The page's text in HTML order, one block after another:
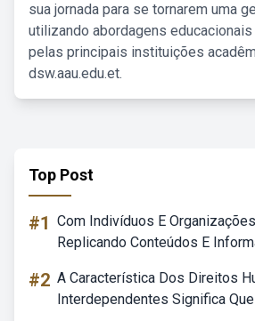
sua jornada para se tornarem uma
utilizando abordagens
pelas principais instituições
dsw.aau.edu.et.
Top Post
#1 Com Indivíduos E
Replicando Conteúdos E
#2 A Característica Dos Direitos
Interdependentes Significa Que